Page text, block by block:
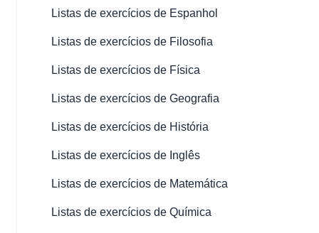
Listas de exercícios de Espanhol
Listas de exercícios de Filosofia
Listas de exercícios de Física
Listas de exercícios de Geografia
Listas de exercícios de História
Listas de exercícios de Inglês
Listas de exercícios de Matemática
Listas de exercícios de Química